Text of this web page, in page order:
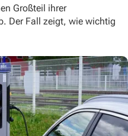
Großteil ihrer
Der Fall zeigt, wie wichtig